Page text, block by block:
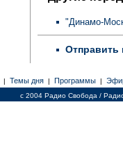
"Динамо-
Отправить
| Темы дня | Программы |
c 2004 Радио Свобода /